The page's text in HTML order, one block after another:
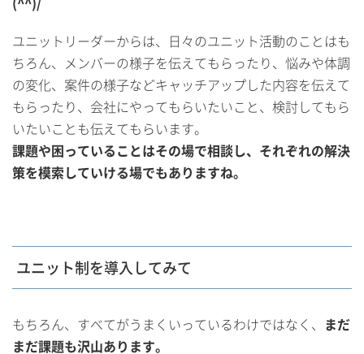
ユニットリーダーからは、日々のユニット活動のことはも
ちろん、メンバーの様子を伝えてもらったり、悩みや体調
の変化、案件の様子などキャッチアップした内容を伝えて
もらったり、会社にやってもらいたいこと、検討してもら
いたいことも伝えてもらいます。
課題や困っていることはその場で相談し、それぞれの解決
策を模索していける場でもありますね。
ユニット制を導入してみて
もちろん、すべてがうまくいっているわけではなく、 まだ
まだ課題も沢山あります。